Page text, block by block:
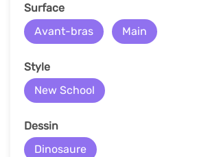
Surface
Avant-bras
Main
Style
New School
Dessin
Dinosaure